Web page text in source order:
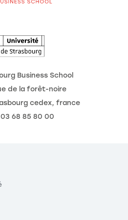
Business School
de la forêt-noire
cedex, france
03 68 85 80 00